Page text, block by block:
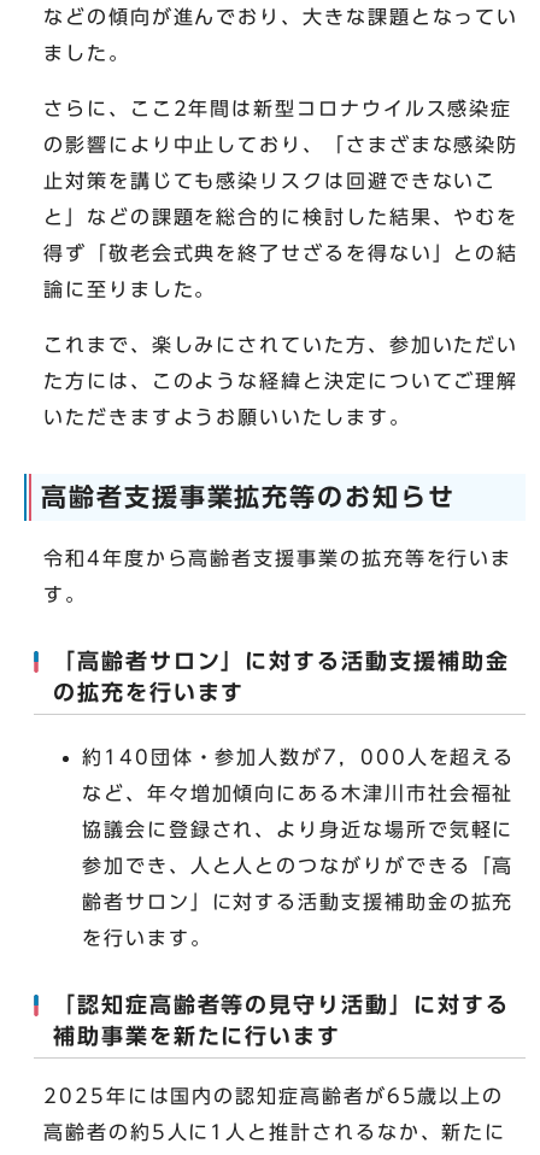
などの傾向が進んでおり、大きな課題となってい
ました。
さらに、ここ2年間は新型コロナウイルス感染症
の影響により中止しており、「さまざまな感染防
止対策を講じても感染リスクは回避できないこ
と」などの課題を総合的に検討した結果、やむを
得ず「敬老会式典を終了せざるを得ない」との結
論に至りました。
これまで、楽しみにされていた方、参加いただい
た方には、このような経緯と決定についてご理解
いただきますようお願いいたします。
高齢者支援事業拡充等のお知らせ
令和4年度から高齢者支援事業の拡充等を行いま
す。
「高齢者サロン」に対する活動支援補助金
の拡充を行います
約140団体・参加人数が7，000人を超える
など、年々増加傾向にある木津川市社会福祉
協議会に登録され、より身近な場所で気軽に
参加でき、人と人とのつながりができる「高
齢者サロン」に対する活動支援補助金の拡充
を行います。
「認知症高齢者等の見守り活動」に対する
補助事業を新たに行います
2025年には国内の認知症高齢者が65歳以上の
高齢者の約5人に1人と推計されるなか、新たに